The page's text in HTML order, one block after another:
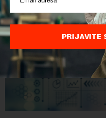
PRIJAVITE